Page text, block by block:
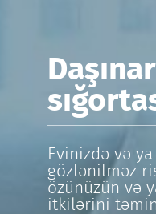
Evinizdə və
gözlənilməz
özünüzün və
itkilərini